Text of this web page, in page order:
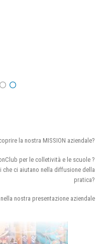
la nostra MISSION aziendale?
per le colletività e le scuole ?
ci aiutano nella diffusione della
pratica?
nostra presentazione aziendale